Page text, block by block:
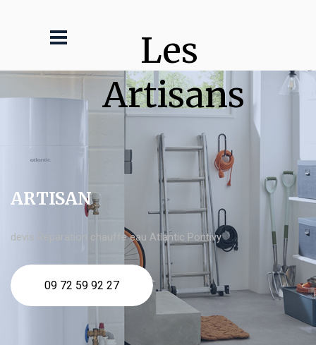
Les
Artisans
ARTISAN
devis Réparation chauffe eau Atlantic Pontivy
09 72 59 92 27